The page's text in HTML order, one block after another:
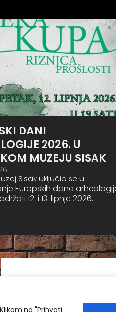
na "Prihvati
DANI
2026. U
MUZEJU SISAK
Sisak uključio se u
Europskih dana
12. i 13. lipnja 2026.